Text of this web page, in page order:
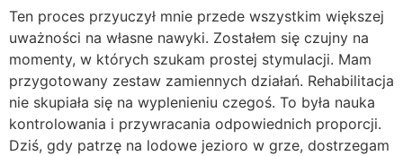
Ten proces przyuczył mnie przede wszystkim większej
uważności na własne nawyki. Zostałem się czujny na
momenty, w których szukam prostej stymulacji. Mam
przygotowany zestaw zamiennych działań. Rehabilitacja
nie skupiała się na wyplenieniu czegoś. To była nauka
kontrolowania i przywracania odpowiednich proporcji.
Dziś, gdy patrzę na lodowe jezioro w grze, dostrzegam